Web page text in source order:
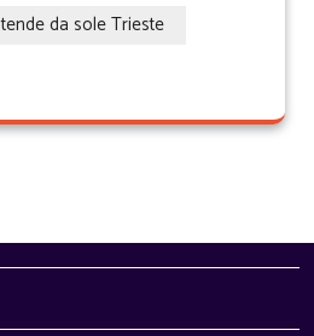
tende da sole Trieste